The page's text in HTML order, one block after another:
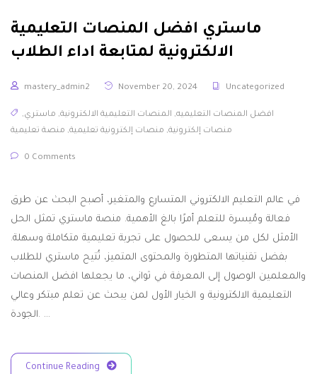
ماستري افضل المنصات التعليمية
الالكترونية لمتابعة اداء الطلاب
mastery_admin2 November 20, 2024 Uncategorized
افضل المنصات التعليميه, المنصات التعليمية الالكترونية, ماستري,
منصات إلكترونية, منصات إلكترونية تعليمية, منصة تعليمية
0 Comments
في عالم التعليم الالكتروني المتسارع والمتغير، أصبح البحث عن طرق
فعالة ومُيسرة للتعلم أمرًا بالغ الأهمية. منصة ماستري تمثل الحل
الأمثل لكل من يسعى للحصول على تجربة تعليمية متكاملة وسهلة.
بفضل تقنياتها المتطورة والمحتوى المتميز، تُتيح ماستري للطلاب
والمعلمين الوصول إلى المعرفة في ثواني، ما يجعلها افضل المنصات
التعليمية الالكترونية و الخيار الأول لمن يبحث عن تعلم مبتكر وعالي
الجودة. …
Continue Reading